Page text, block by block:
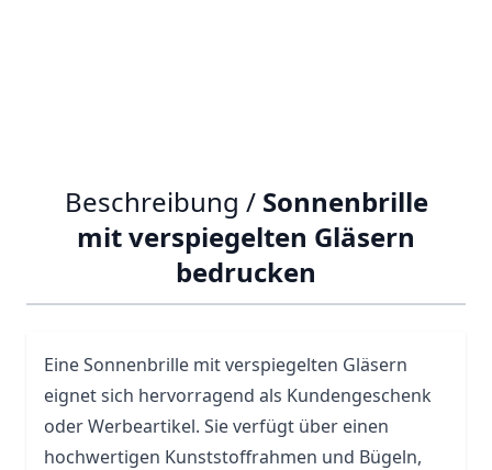
Beschreibung / Sonnenbrille
mit verspiegelten Gläsern
bedrucken
Eine Sonnenbrille mit verspiegelten Gläsern
eignet sich hervorragend als Kundengeschenk
oder Werbeartikel. Sie verfügt über einen
hochwertigen Kunststoffrahmen und Bügeln,